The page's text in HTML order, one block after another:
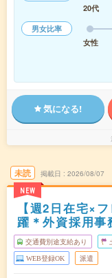
20代
男女比率
女性
気になる!
未読
NEW
掲載日 2026/08/07
【週2日在宅×
躍＊外資採用事
交通費別途支給あり
WEB登録OK 派遣